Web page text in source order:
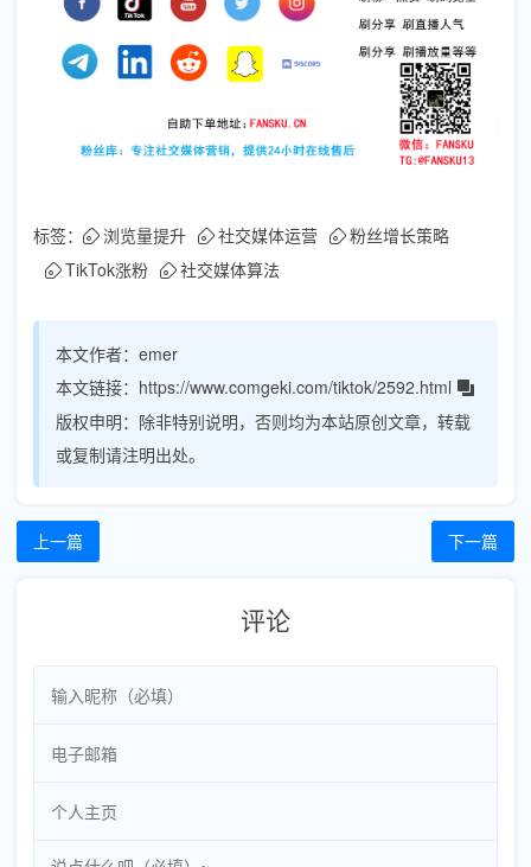
标签： 浏览量提升 社交媒体运营
粉丝增长策略
TikTok涨粉
社交媒体算法
本文作者： emer
本文链接： https://www.comgeki.com/tiktok/2592.html
版权申明： 除非特别说明，否则均为本站原创文章，转载
或复制请注明出处。
上一篇 下一篇
评论